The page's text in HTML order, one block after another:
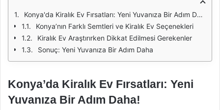
Konya'da Kiralık Ev Fırsatları: Yeni Yuvanıza Bir Adım Daha!
Konya’nın Farklı Semtleri ve Kiralık Ev Seçenekleri
Kiralık Ev Araştırırken Dikkat Edilmesi Gerekenler
Sonuç: Yeni Yuvanıza Bir Adım Daha
Konya’da Kiralık Ev Fırsatları: Yeni
Yuvanıza Bir Adım Daha!